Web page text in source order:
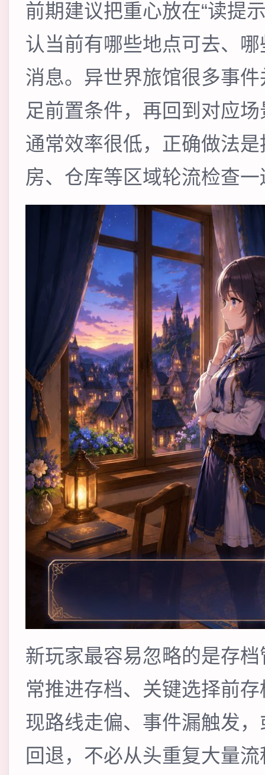
前期建议把重心放在“读提
认当前有哪些地点可去、
消息。异世界旅馆很多事
足前置条件，再回到对应
通常效率很低，正确做法
房、仓库等区域轮流检查一
新玩家最容易忽略的是存
常推进存档、关键选择前
现路线走偏、事件漏触发
回退，不必从头重复大量